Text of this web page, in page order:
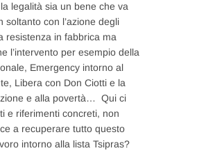
legalità sia un bene che va
soltanto con l’azione degli
resistenza in fabbrica ma
l’intervento per esempio della
Emergency intorno al
Libera con Don Ciotti e la
e alla povertà… Qui ci
e riferimenti concreti, non
a recuperare tutto questo
intorno alla lista Tsipras?